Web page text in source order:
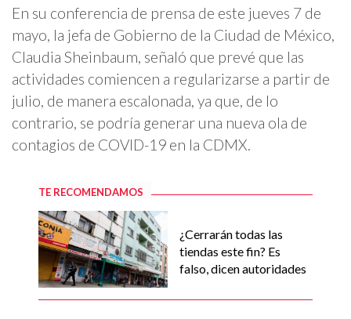
En su conferencia de prensa de este jueves 7 de
mayo, la jefa de Gobierno de la Ciudad de México,
Claudia Sheinbaum, señaló que prevé que las
actividades comiencen a regularizarse a partir de
julio, de manera escalonada, ya que, de lo
contrario, se podría generar una nueva ola de
contagios de COVID-19 en la CDMX.
TE RECOMENDAMOS
¿Cerrarán todas las
tiendas este fin? Es
falso, dicen autoridades